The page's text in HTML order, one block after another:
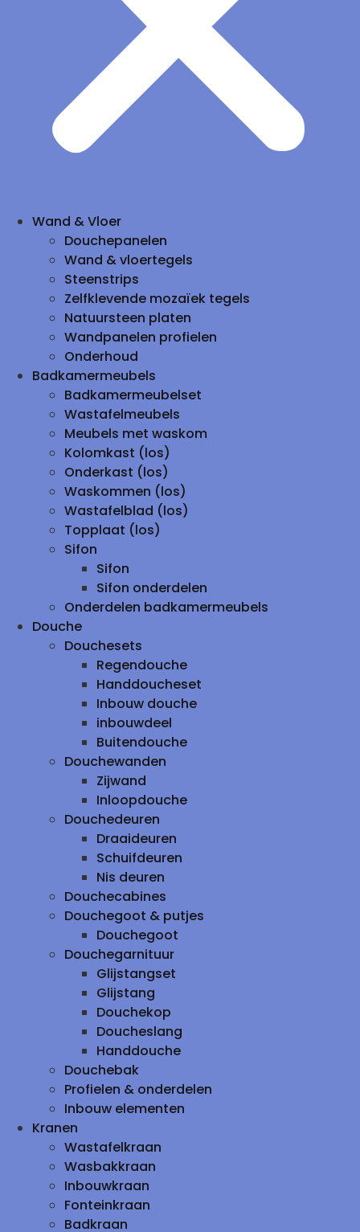
Wand & Vloer
Douchepanelen
Wand & vloertegels
Steenstrips
Zelfklevende mozaïek tegels
Natuursteen platen
Wandpanelen profielen
Onderhoud
Badkamermeubels
Badkamermeubelset
Wastafelmeubels
Meubels met waskom
Kolomkast (los)
Onderkast (los)
Waskommen (los)
Wastafelblad (los)
Topplaat (los)
Sifon
Sifon
Sifon onderdelen
Onderdelen badkamermeubels
Douche
Douchesets
Regendouche
Handdoucheset
Inbouw douche
inbouwdeel
Buitendouche
Douchewanden
Zijwand
Inloopdouche
Douchedeuren
Draaideuren
Schuifdeuren
Nis deuren
Douchecabines
Douchegoot & putjes
Douchegoot
Douchegarnituur
Glijstangset
Glijstang
Douchekop
Doucheslang
Handdouche
Douchebak
Profielen & onderdelen
Inbouw elementen
Kranen
Wastafelkraan
Wasbakkraan
Inbouwkraan
Fonteinkraan
Badkraan